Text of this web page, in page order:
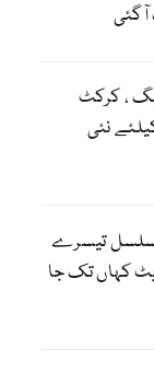
آگئی
، کرکٹ
نئی
تیسرے
کہاں تک جا